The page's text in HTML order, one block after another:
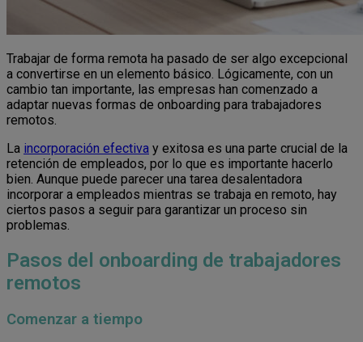
Trabajar de forma remota ha pasado de ser algo excepcional
a convertirse en un elemento básico. Lógicamente, con un
cambio tan importante, las empresas han comenzado a
adaptar nuevas formas de onboarding para trabajadores
remotos.
La incorporación efectiva y exitosa es una parte crucial de la
retención de empleados, por lo que es importante hacerlo
bien. Aunque puede parecer una tarea desalentadora
incorporar a empleados mientras se trabaja en remoto, hay
ciertos pasos a seguir para garantizar un proceso sin
problemas.
Pasos del onboarding de trabajadores
remotos
Comenzar a tiempo